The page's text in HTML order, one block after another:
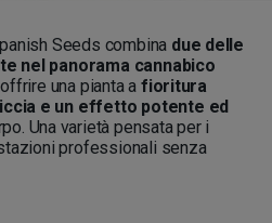
Seeds combina due delle
nel panorama cannabico
una pianta a fioritura
e un effetto potente ed
Una varietà pensata per i
professionali senza